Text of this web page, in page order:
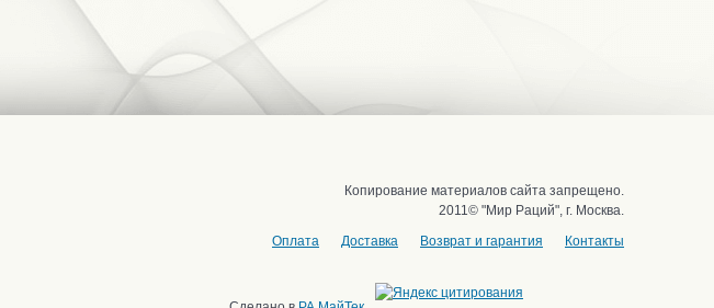
Копирование материалов сайта запрещено.
2011© "Мир Раций", г. Москва.
Оплата
Доставка Возврат и гарантия Контакты